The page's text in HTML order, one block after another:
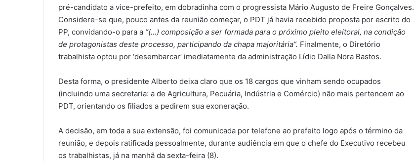
pré-candidato a vice-prefeito, em dobradinha com o progressista Mário Augusto de Freire Gonçalves.
Considere-se que, pouco antes da reunião começar, o PDT já havia recebido proposta por escrito do
PP, convidando-o para a “(…) composição a ser formada para o próximo pleito eleitoral, na condição
de protagonistas deste processo, participando da chapa majoritária”. Finalmente, o Diretório
trabalhista optou por ‘desembarcar’ imediatamente da administração Lídio Dalla Nora Bastos.
Desta forma, o presidente Alberto deixa claro que os 18 cargos que vinham sendo ocupados
(incluindo uma secretaria: a de Agricultura, Pecuária, Indústria e Comércio) não mais pertencem ao
PDT, orientando os filiados a pedirem sua exoneração.
A decisão, em toda a sua extensão, foi comunicada por telefone ao prefeito logo após o término da
reunião, e depois ratificada pessoalmente, durante audiência em que o chefe do Executivo recebeu
os trabalhistas, já na manhã da sexta-feira (8).